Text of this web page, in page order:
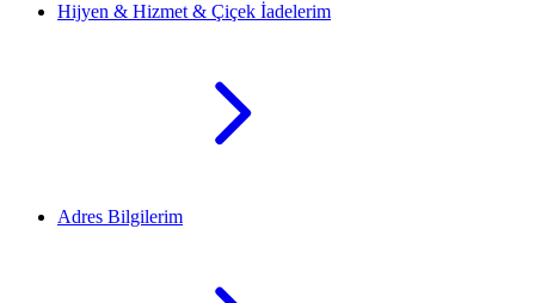
Hijyen & Hizmet & Çiçek İadelerim
Adres Bilgilerim